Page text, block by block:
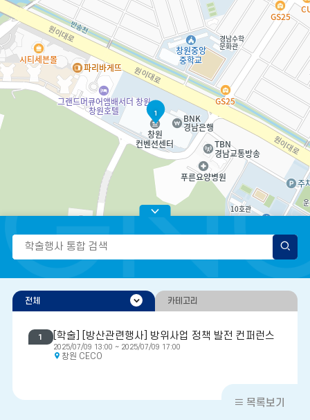
전체 카테고리
1 [학술] [방산관련행사] 방위사업 정책 발전 컨퍼런스
2025/07/09 13:00 ~ 2025/07/09 17:00
창원 CECO
목록보기
색
닫
1